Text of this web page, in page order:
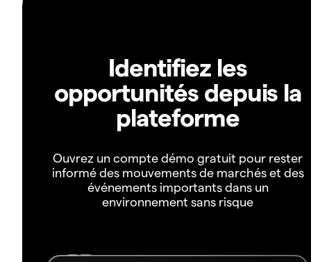
Identifiez les
opportunités depuis la
plateforme
Ouvrez un compte démo gratuit pour rester
informé des mouvements de marchés et des
événements importants dans un
environnement sans risque